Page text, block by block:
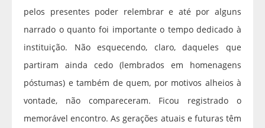
pelos presentes poder relembrar e até por alguns
narrado o quanto foi importante o tempo dedicado à
instituição. Não esquecendo, claro, daqueles que
partiram ainda cedo (lembrados em homenagens
póstumas) e também de quem, por motivos alheios à
vontade, não compareceram. Ficou registrado o
memorável encontro. As gerações atuais e futuras têm